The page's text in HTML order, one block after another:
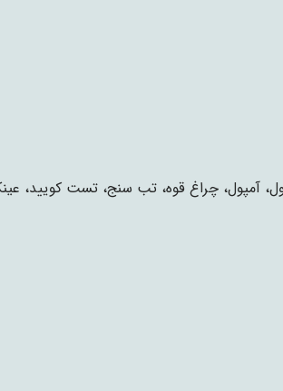
آمپول، چراغ قوه، تب سنج، تست کویید،